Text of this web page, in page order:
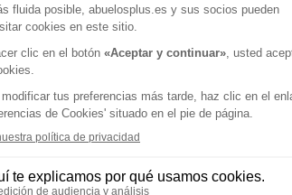
cuentan con mobiliario de calidad y
Roma hogar. El apasionado equipo de esta
a los residentes el mejor servicio,
un ejemplo en el área de residencias de
Paramédico
ocupacional